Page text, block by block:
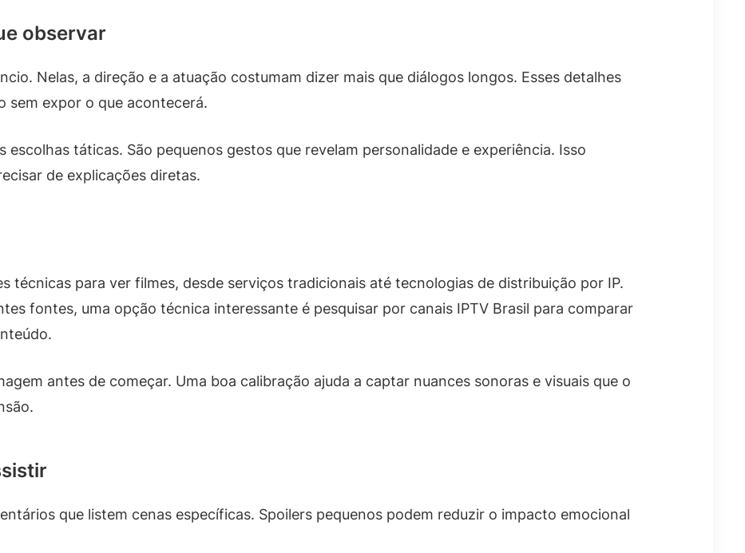
observar
Nelas, a direção e a atuação costumam dizer mais que diálogos longos. Esses detalhes
sem expor o que acontecerá.
escolhas táticas. São pequenos gestos que revelam personalidade e experiência. Isso
de explicações diretas.
técnicas para ver filmes, desde serviços tradicionais até tecnologias de distribuição por IP.
fontes, uma opção técnica interessante é pesquisar por canais IPTV Brasil para comparar
antes de começar. Uma boa calibração ajuda a captar nuances sonoras e visuais que o
que listem cenas específicas. Spoilers pequenos podem reduzir o impacto emocional